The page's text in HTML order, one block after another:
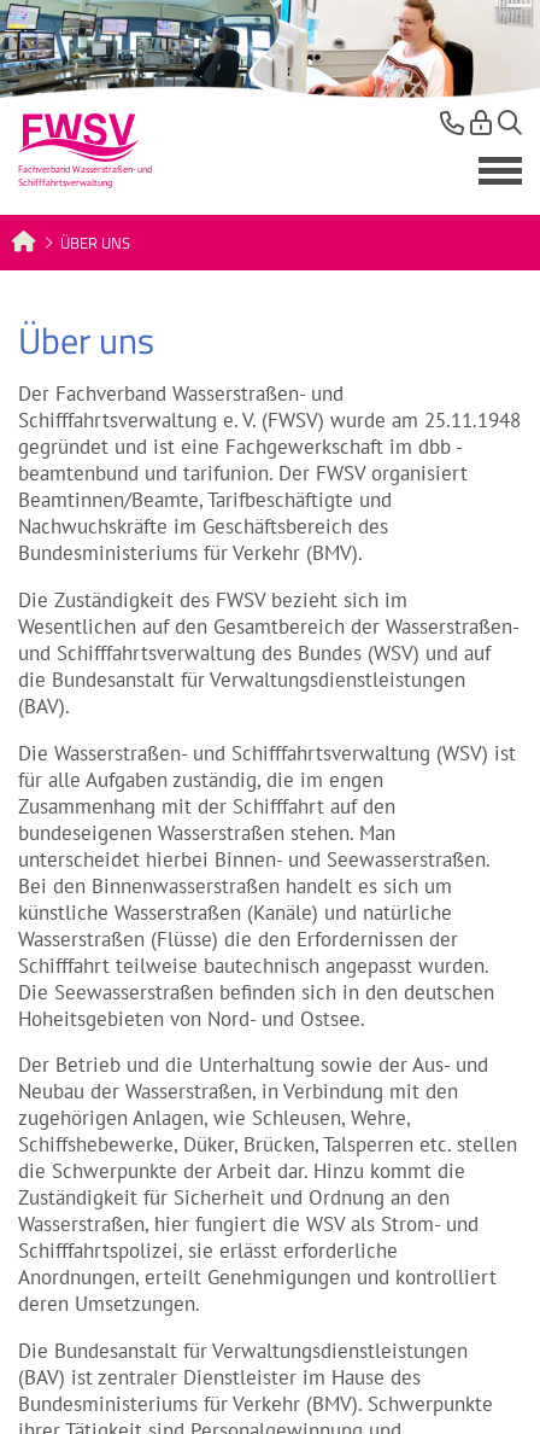
ÜBER UNS
Über uns
Der Fachverband Wasserstraßen- und
Schifffahrtsverwaltung e. V. (FWSV) wurde am 25.11.1948
gegründet und ist eine Fachgewerkschaft im dbb -
beamtenbund und tarifunion. Der FWSV organisiert
Beamtinnen/Beamte, Tarifbeschäftigte und
Nachwuchskräfte im Geschäftsbereich des
Bundesministeriums für Verkehr (BMV).
Die Zuständigkeit des FWSV bezieht sich im
Wesentlichen auf den Gesamtbereich der Wasserstraßen-
und Schifffahrtsverwaltung des Bundes (WSV) und auf
die Bundesanstalt für Verwaltungsdienstleistungen
(BAV).
Die Wasserstraßen- und Schifffahrtsverwaltung (WSV) ist
für alle Aufgaben zuständig, die im engen
Zusammenhang mit der Schifffahrt auf den
bundeseigenen Wasserstraßen stehen. Man
unterscheidet hierbei Binnen- und Seewasserstraßen.
Bei den Binnenwasserstraßen handelt es sich um
künstliche Wasserstraßen (Kanäle) und natürliche
Wasserstraßen (Flüsse) die den Erfordernissen der
Schifffahrt teilweise bautechnisch angepasst wurden.
Die Seewasserstraßen befinden sich in den deutschen
Hoheitsgebieten von Nord- und Ostsee.
Der Betrieb und die Unterhaltung sowie der Aus- und
Neubau der Wasserstraßen, in Verbindung mit den
zugehörigen Anlagen, wie Schleusen, Wehre,
Schiffshebewerke, Düker, Brücken, Talsperren etc. stellen
die Schwerpunkte der Arbeit dar. Hinzu kommt die
Zuständigkeit für Sicherheit und Ordnung an den
Wasserstraßen, hier fungiert die WSV als Strom- und
Schifffahrtspolizei, sie erlässt erforderliche
Anordnungen, erteilt Genehmigungen und kontrolliert
deren Umsetzungen.
Die Bundesanstalt für Verwaltungsdienstleistungen
(BAV) ist zentraler Dienstleister im Hause des
Bundesministeriums für Verkehr (BMV). Schwerpunkte